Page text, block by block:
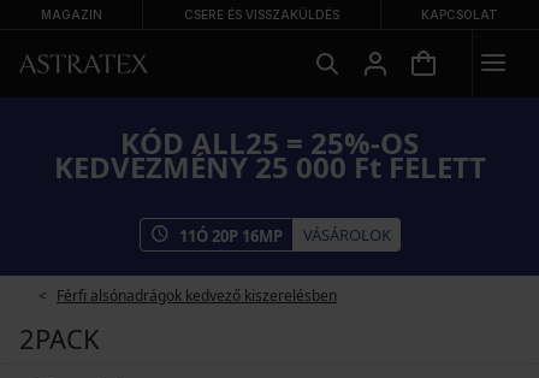
MAGAZIN CSERE ÉS VISSZAKÜLDÉS KAPCSOLAT
KÓD ALL25 = 25%-OS
KEDVEZMÉNY 25 000 Ft FELETT
11Ó20P 15MP VÁSÁROLOK
Férfi alsónadrágok kedvező kiszerelésben
2PACK